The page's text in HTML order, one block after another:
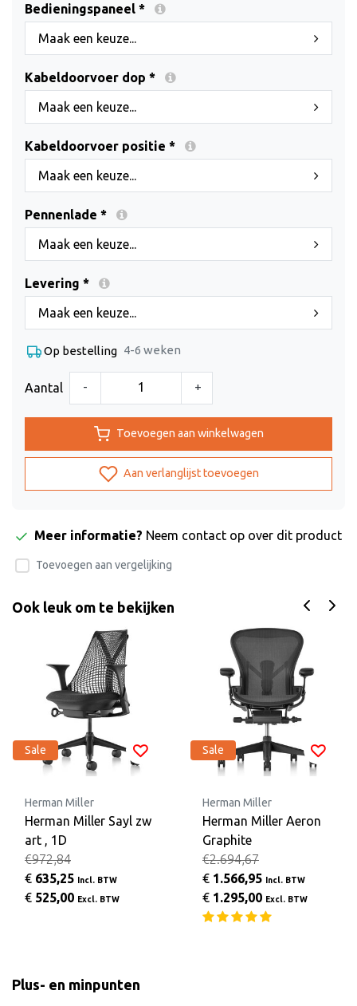
Bedieningspaneel *
Maak een keuze...
Kabeldoorvoer dop *
Maak een keuze...
Kabeldoorvoer positie *
Maak een keuze...
Pennenlade *
Maak een keuze...
Levering *
Maak een keuze...
Op bestelling 4-6 weken
Aantal - +
Toevoegen aan winkelwagen
Aan verlanglijst toevoegen
Meer informatie? Neem contact op over dit product
Toevoegen aan vergelijking
Ook leuk om te bekijken
Sale
Herman Miller
Herman Miller Sayl zw
art , 1D
€972,84
€ 635,25 Incl. BTW
€ 525,00 Excl. BTW
Sale
Herman Miller
Herman Miller Aeron
Graphite
€2.694,67
€ 1.566,95 Incl. BTW
€ 1.295,00 Excl. BTW
Plus- en minpunten